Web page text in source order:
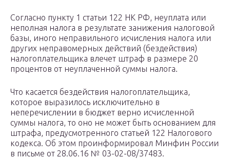
Согласно пункту 1 статьи 122 НК РФ, неуплата или
неполная налога в результате занижения налоговой
базы, иного неправильного исчисления налога или
других неправомерных действий (бездействия)
налогоплательщика влечет штраф в размере 20
процентов от неуплаченной суммы налога.
Что касается бездействия налогоплательщика,
которое выразилось исключительно в
неперечислении в бюджет верно исчисленной
суммы налога, то оно не может быть основанием для
штрафа, предусмотренного статьей 122 Налогового
кодекса. Об этом проинформировал Минфин России
в письме от 28.06.16 № 03-02-08/37483.